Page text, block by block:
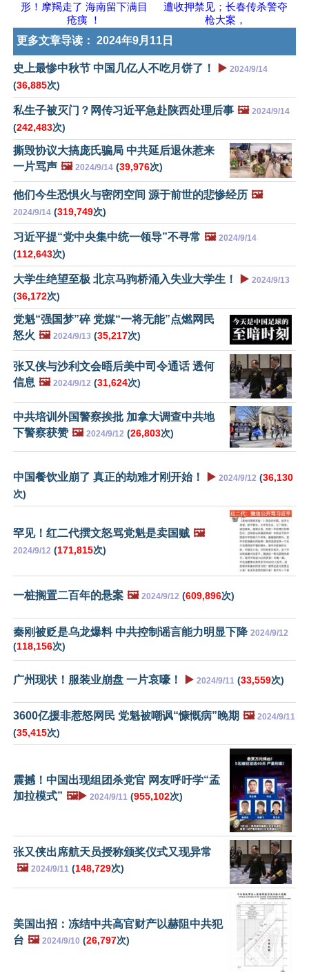
形！摩羯走了 海南留下满目
疮痍 ！
遭收押禁见；长春传杀警夺
枪大案，
更多文章导读： 2024年9月11日
史上最惨中秋节 中国几亿人不吃月饼了！ ▶️ 2024/9/14
(36,885次)
私生子被灭门？网传习近平急赴陕西处理后事 🖼️ 2024/9/14
(242,483次)
撕毁协议大搞庞氏骗局 中共延后退休惹来
一片骂声 🖼️ 2024/9/14 (39,976次)
他们今生恐惧火与密闭空间 源于前世的悲惨经历 🖼️
2024/9/14 (319,749次)
习近平提“党中央集中统一领导”不寻常 🖼️ 2024/9/14
(112,643次)
大学生绝望至极 北京马驹桥涌入失业大学生！ ▶️ 2024/9/13
(36,172次)
党魁“强国梦”碎 党媒“一将无能”点燃网民
怒火 🖼️ 2024/9/13 (35,217次)
张又侠与沙利文会晤后美中司令通话 透何
信息 🖼️ 2024/9/12 (31,624次)
中共培训外国警察挨批 加拿大调查中共地
下警察获赞 🖼️ 2024/9/12 (26,803次)
中国餐饮业崩了 真正的劫难才刚开始！ ▶️ 2024/9/12 (36,130
次)
罕见！红二代撰文怒骂党魁是卖国贼 🖼️
2024/9/12 (171,815次)
一桩搁置二百年的悬案 🖼️ 2024/9/12 (609,896次)
秦刚被贬是乌龙爆料 中共控制谣言能力明显下降 2024/9/12
(118,156次)
广州现状！服装业崩盘 一片哀嚎！ ▶️ 2024/9/11 (33,559次)
3600亿援非惹怒网民 党魁被嘲讽“慷慨病”晚期 🖼️ 2024/9/11
(35,415次)
震撼！中国出现组团杀党官 网友呼吁学“孟
加拉模式” 🖼️▶️ 2024/9/11 (955,102次)
张又侠出席航天员授称颁奖仪式又现异常
🖼️ 2024/9/11 (148,729次)
美国出招：冻结中共高官财产以赫阻中共犯
台 🖼️ 2024/9/10 (26,797次)